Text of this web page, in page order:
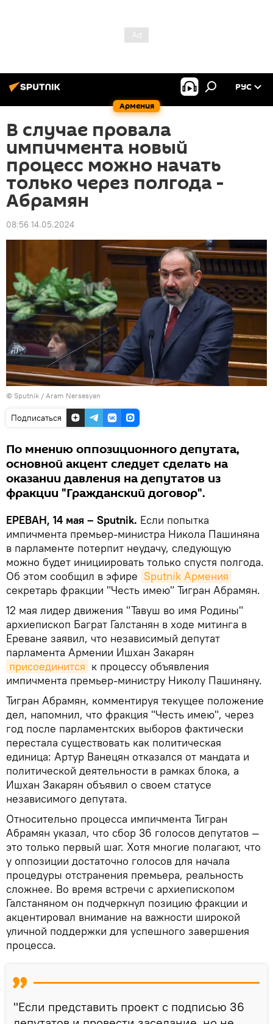
Армения
РУС
В случае провала
импичмента новый
процесс можно начать
только через полгода -
Абрамян
08:56 14.05.2024
© Sputnik / Aram Nersesyan
Подписаться
По мнению оппозиционного депутата,
основной акцент следует сделать на
оказании давления на депутатов из
фракции "Гражданский договор".
ЕРЕВАН, 14 мая – Sputnik. Если попытка
импичмента премьер-министра Никола Пашиняна
в парламенте потерпит неудачу, следующую
можно будет инициировать только спустя полгода.
Об этом сообщил в эфире Sputnik Армения
секретарь фракции "Честь имею" Тигран Абрамян.
12 мая лидер движения "Тавуш во имя Родины"
архиепископ Баграт Галстанян в ходе митинга в
Ереване заявил, что независимый депутат
парламента Армении Ишхан Закарян
присоединится к процессу объявления
импичмента премьер-министру Николу Пашиняну.
Тигран Абрамян, комментируя текущее положение
дел, напомнил, что фракция "Честь имею", через
год после парламентских выборов фактически
перестала существовать как политическая
единица: Артур Ванецян отказался от мандата и
политической деятельности в рамках блока, а
Ишхан Закарян объявил о своем статусе
независимого депутата.
Относительно процесса импичмента Тигран
Абрамян указал, что сбор 36 голосов депутатов —
это только первый шаг. Хотя многие полагают, что
у оппозиции достаточно голосов для начала
процедуры отстранения премьера, реальность
сложнее. Во время встречи с архиепископом
Галстаняном он подчеркнул позицию фракции и
акцентировал внимание на важности широкой
уличной поддержки для успешного завершения
процесса.
"Если представить проект с подписью 36